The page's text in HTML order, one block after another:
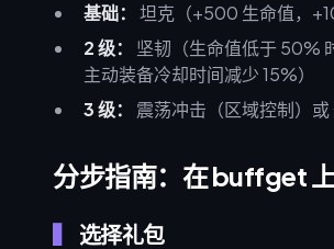
基础：
坦克（+500 生命值，
2 级：
坚韧（生命值低于 50%
主动装备冷却时间减少 15%）
3 级：
震荡冲击（区域控制）或
分步指南：在 buffget
选择礼包